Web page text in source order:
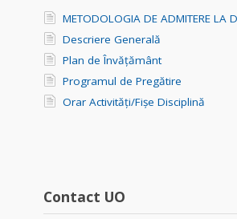
METODOLOGIA DE ADMITERE LA
Descriere Generală
Plan de Învățământ
Programul de Pregătire
Orar Activități/Fișe Disciplină
Contact UO